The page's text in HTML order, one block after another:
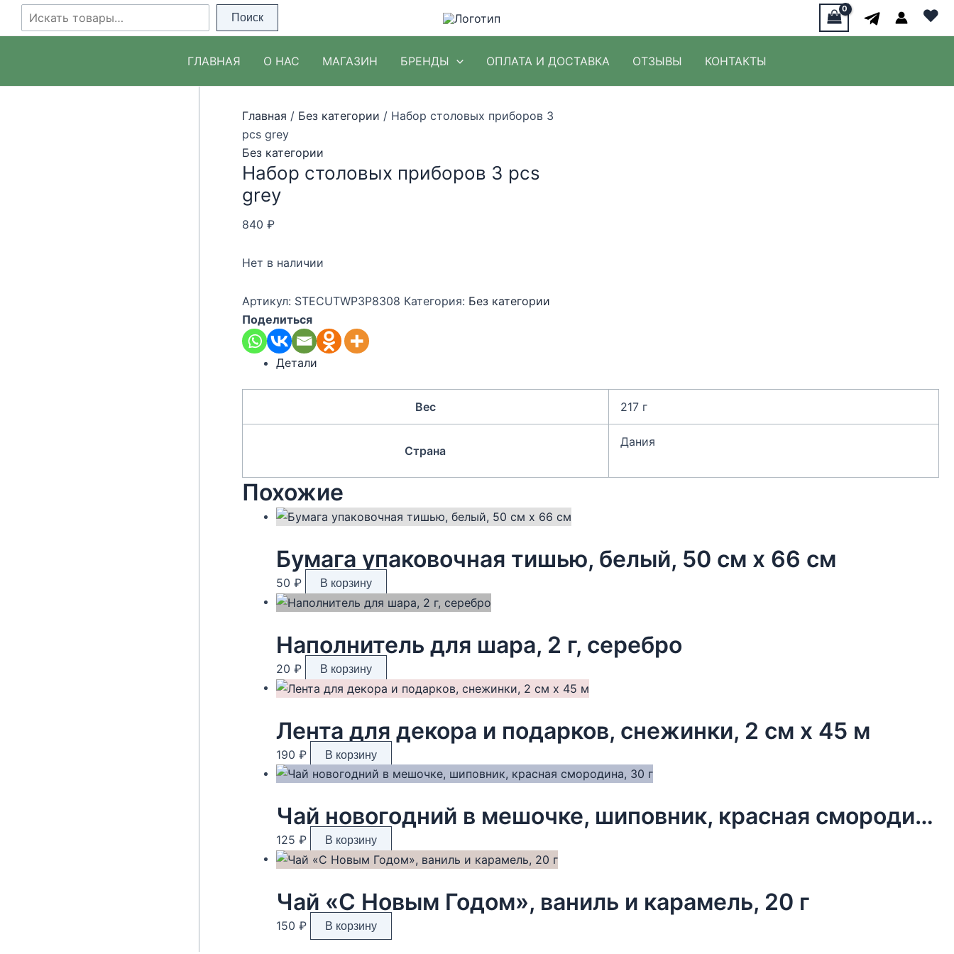
Перейти
Поиск Поиск ♥
ГЛАВНАЯ О НАС МАГАЗИН БРЕНДЫ ОПЛАТА И ДОСТАВКА ОТЗЫВЫ КОНТАКТЫ
Главная / Без категории / Набор столовых приборов 3
pcs grey
Без категории
Набор столовых приборов 3 pcs
grey
840 ₽
Нет в наличии
Артикул: STECUTWP3P8308 Категория: Без категории
Поделиться
Детали
Вес 217 г
Страна
Дания
Похожие
Бумага упаковочная тишью, белый, 50 см х 66 см
50 ₽ В корзину
Наполнитель для шара, 2 г, серебро
20 ₽ В корзину
Лента для декора и подарков, снежинки, 2 см х 45 м
190 ₽ В корзину
Чай новогодний в мешочке, шиповник, красная смородина, 30 г
125 ₽ В корзину
Чай «С Новым Годом», ваниль и карамель, 20 г
150 ₽ В корзину